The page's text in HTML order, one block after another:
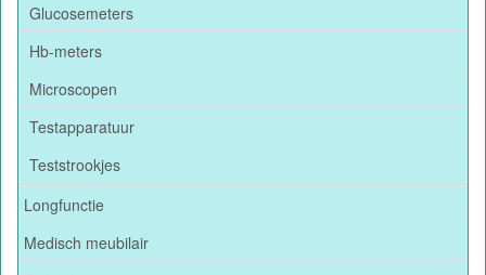
Glucosemeters
Hb-meters
Microscopen
Testapparatuur
Teststrookjes
Longfunctie
Medisch meubilair